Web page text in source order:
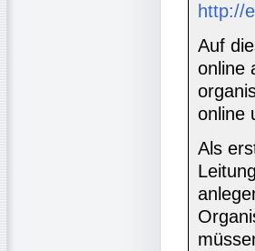
http://
Auf
online
online
Als